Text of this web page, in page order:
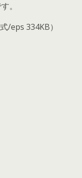
。
/eps 334KB）